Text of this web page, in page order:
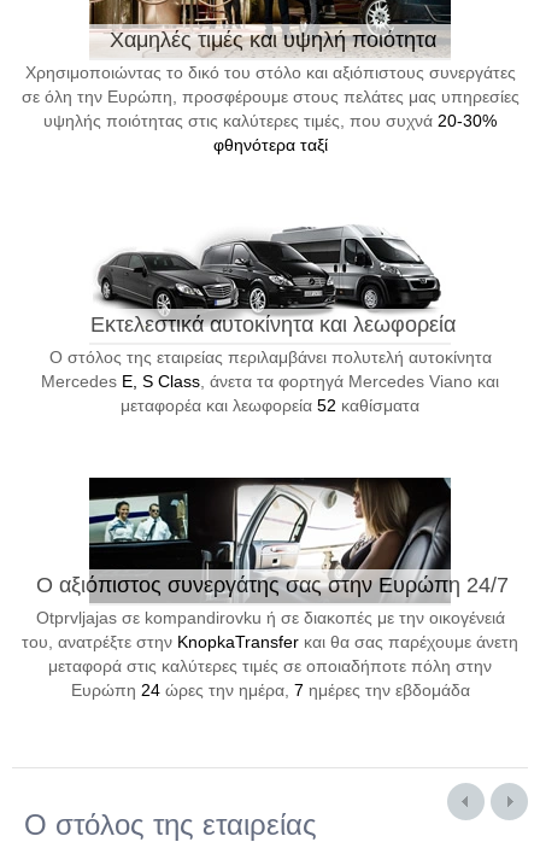
Χαμηλές τιμές και υψηλή ποιότητα
Χρησιμοποιώντας το δικό του στόλο και αξιόπιστους συνεργάτες
σε όλη την Ευρώπη, προσφέρουμε στους πελάτες μας υπηρεσίες
υψηλής ποιότητας στις καλύτερες τιμές, που συχνά 20-30%
φθηνότερα ταξί
Εκτελεστικά αυτοκίνητα και λεωφορεία
Ο στόλος της εταιρείας περιλαμβάνει πολυτελή αυτοκίνητα
Mercedes E, S Class , άνετα τα φορτηγά Mercedes Viano και
μεταφορέα και λεωφορεία 52 καθίσματα
Ο αξιόπιστος συνεργάτης σας στην Ευρώπη 24/7
Otprvljajas σε kompandirovku ή σε διακοπές με την οικογένειά
του, ανατρέξτε στην KnopkaTransfer και θα σας παρέχουμε άνετη
μεταφορά στις καλύτερες τιμές σε οποιαδήποτε πόλη στην
Ευρώπη 24ώρες την ημέρα, 7 ημέρες την εβδομάδα
Ο στόλος της εταιρείας